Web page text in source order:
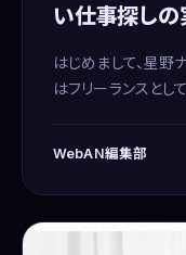
い仕事探しの
はじめまして、星野
はフリーランスとし
WebAN編集部